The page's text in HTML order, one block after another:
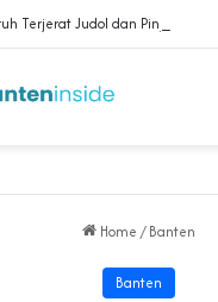
Home / Banten
Banten